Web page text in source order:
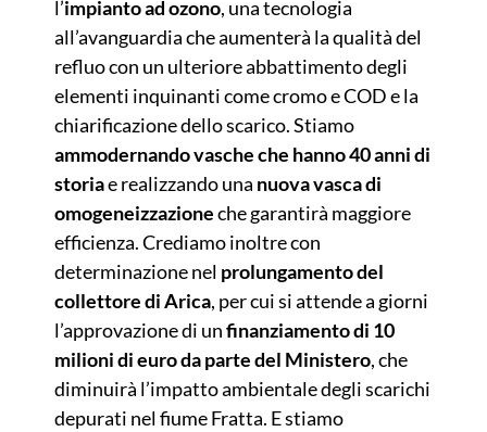
l’impianto ad ozono, una tecnologia
all’avanguardia che aumenterà la qualità del
refluo con un ulteriore abbattimento degli
elementi inquinanti come cromo e COD e la
chiarificazione dello scarico. Stiamo
ammodernando vasche che hanno 40 anni di
storiae realizzando una nuova vasca di
omogeneizzazioneche garantirà maggiore
efficienza. Crediamo inoltre con
determinazione nel prolungamento del
collettore di Arica, per cui si attende a giorni
l’approvazione di unfinanziamento di 10
milioni di euro da parte del Ministero, che
diminuirà l’impatto ambientale degli scarichi
depurati nel fiume Fratta. E stiamo